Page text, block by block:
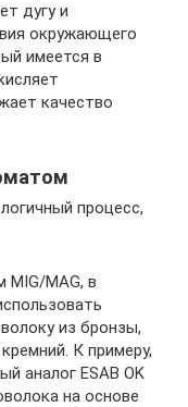
дугу и
окружающего
имеется в
качество
процесс,
MAG, в
из бронзы,
К примеру,
аналог ESAB OK
на основе